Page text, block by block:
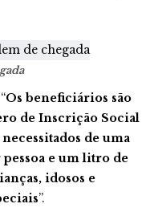
Os beneficiários são
de Inscrição Social
de uma
e um litro de
idosos e
”.